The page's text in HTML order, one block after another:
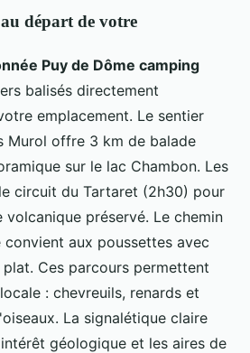
départ de votre
Puy de Dôme camping
balisés directement
emplacement. Le sentier
Murol offre 3 km de balade
sur le lac Chambon. Les
circuit du Tartaret (2h30) pour
préservé. Le chemin
convient aux poussettes avec
Ces parcours permettent
: chevreuils, renards et
La signalétique claire
géologique et les aires de